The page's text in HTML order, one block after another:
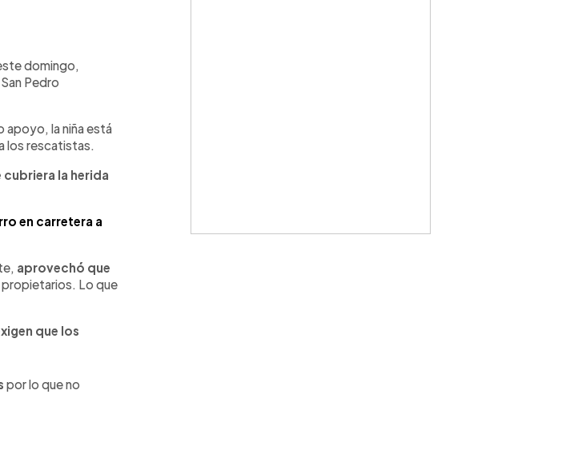
domingo,
Pedro
apoyo, la niña está
los rescatistas.
cubriera la herida
en carretera a
aprovechó que
propietarios. Lo que
que los
por lo que no